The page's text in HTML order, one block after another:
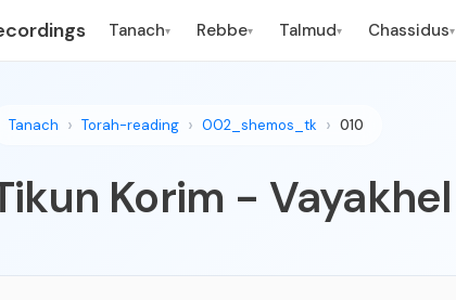
Tanach▾ Rebbe▾ Talmud▾ Chassidus▾
Tanach Torah-reading 002_shemos_tk 010
Korim - Vayakhel